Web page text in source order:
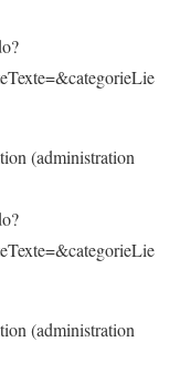
(administration
(administration